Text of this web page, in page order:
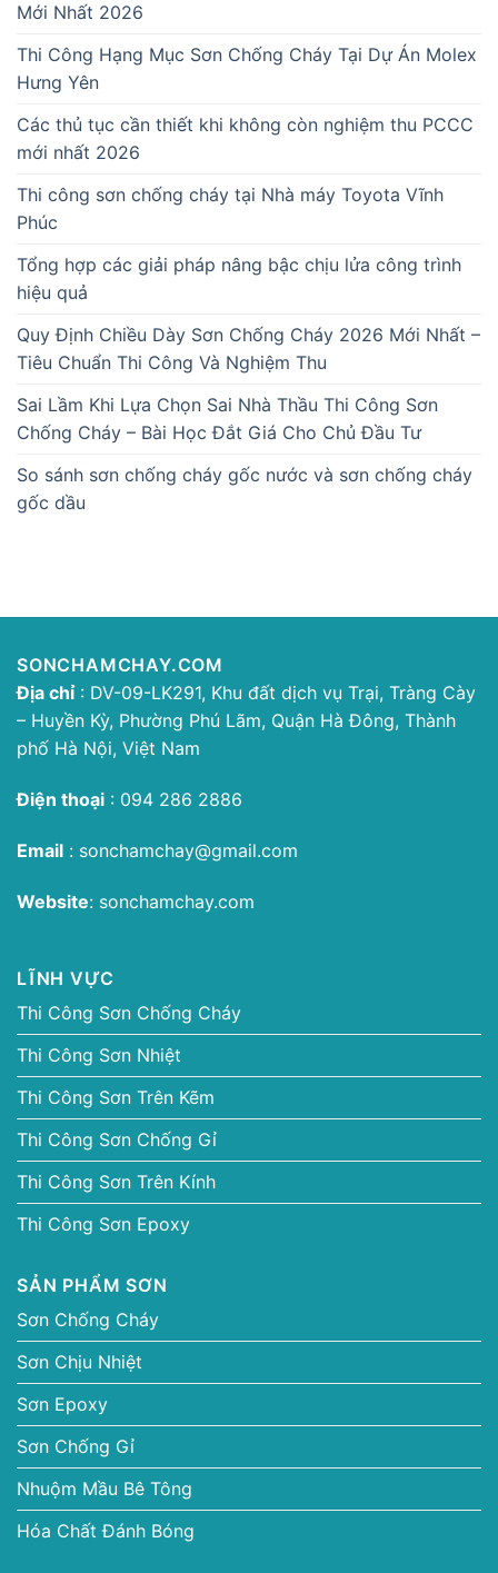
Mới Nhất 2026
Thi Công Hạng Mục Sơn Chống Cháy Tại Dự Án Molex
Hưng Yên
Các thủ tục cần thiết khi không còn nghiệm thu PCCC
mới nhất 2026
Thi công sơn chống cháy tại Nhà máy Toyota Vĩnh
Phúc
Tổng hợp các giải pháp nâng bậc chịu lửa công trình
hiệu quả
Quy Định Chiều Dày Sơn Chống Cháy 2026 Mới Nhất –
Tiêu Chuẩn Thi Công Và Nghiệm Thu
Sai Lầm Khi Lựa Chọn Sai Nhà Thầu Thi Công Sơn
Chống Cháy – Bài Học Đắt Giá Cho Chủ Đầu Tư
So sánh sơn chống cháy gốc nước và sơn chống cháy
gốc dầu
SONCHAMCHAY.COM
Địa chỉ: DV-09-LK291, Khu đất dịch vụ Trại, Tràng Cày
– Huyền Kỳ, Phường Phú Lãm, Quận Hà Đông, Thành
phố Hà Nội, Việt Nam
Điện thoại : 094 286 2886
Email : sonchamchay@gmail.com
Website: sonchamchay.com
LĨNH VỰC
Thi Công Sơn Chống Cháy
Thi Công Sơn Nhiệt
Thi Công Sơn Trên Kẽm
Thi Công Sơn Chống Gỉ
Thi Công Sơn Trên Kính
Thi Công Sơn Epoxy
SẢN PHẨM SƠN
Sơn Chống Cháy
Sơn Chịu Nhiệt
Sơn Epoxy
Sơn Chống Gỉ
Nhuộm Mầu Bê Tông
Hóa Chất Đánh Bóng